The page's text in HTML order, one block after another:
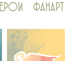
ФАНАРТ